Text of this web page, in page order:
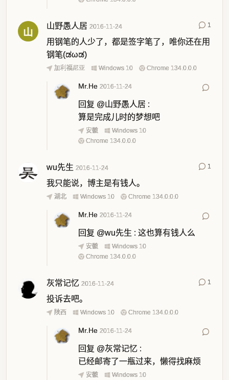
山野愚人居 2016-11-24 1
用钢笔的人少了，都是签字笔了，唯你还在用
钢笔(ಡωಡ)
加利福尼亚 Windows 10 Chrome 134.0.0.0
Mr.He 2016-11-24
回复 @山野愚人居 :
算是完成儿时的梦想吧
安徽
Windows 10
Chrome 134.0.0.0
wu先生 2016-11-24 1
我只能说，博主是有钱人。
湖北 Windows 10 Chrome 134.0.0.0
Mr.He 2016-11-24
回复 @wu先生 : 这也算有钱人么
安徽
Windows 10
Chrome 134.0.0.0
灰常记忆 2016-11-24 1
投诉去吧。
陕西 Windows 10 Chrome 134.0.0.0
Mr.He 2016-11-24
回复 @灰常记忆 :
已经邮寄了一瓶过来，懒得找麻烦
安徽
Windows 10